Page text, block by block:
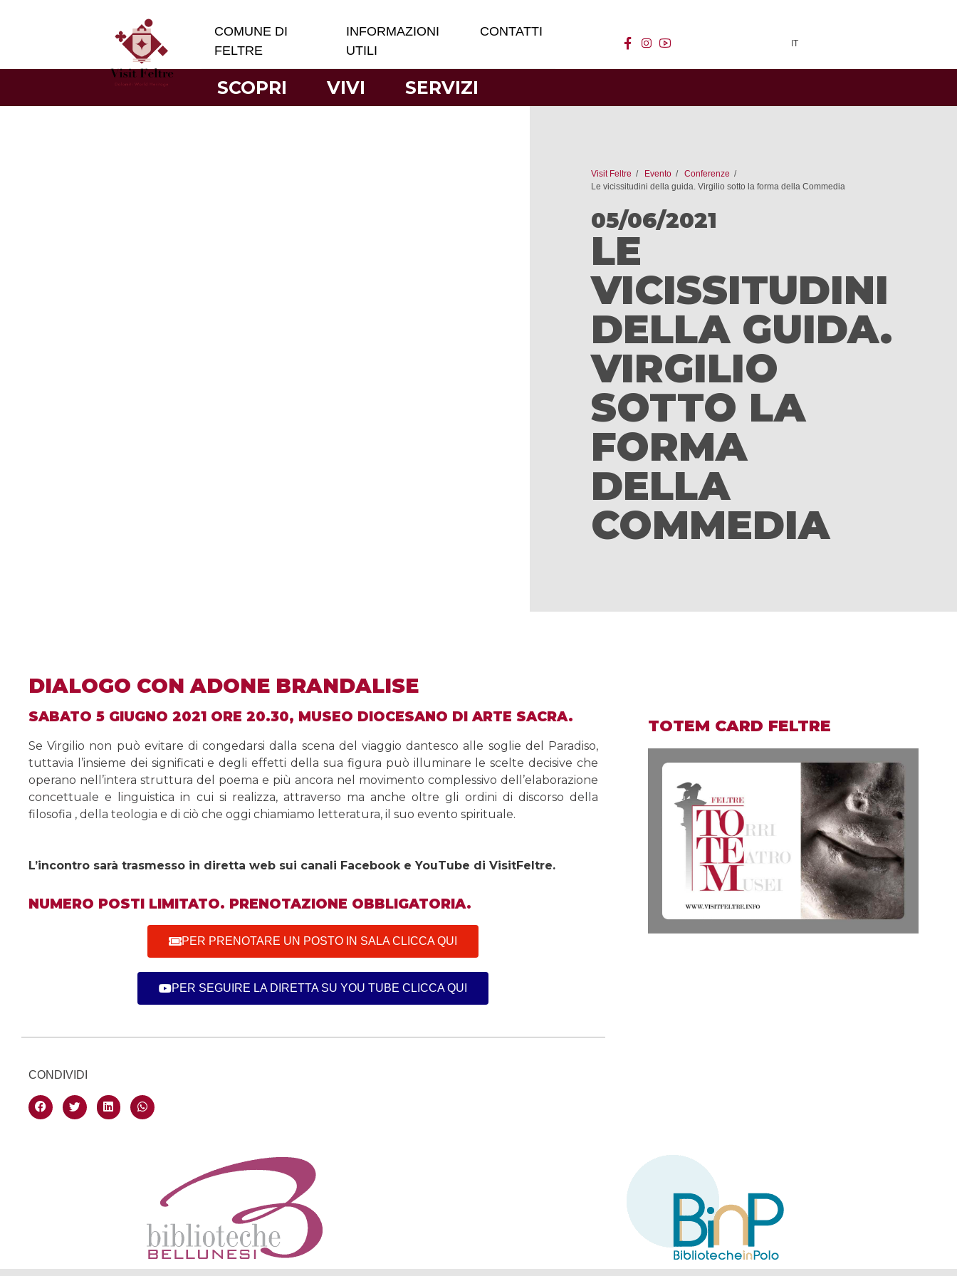
COMUNE DI
FELTRE
INFORMAZIONI
UTILI
CONTATTI
facebook
instagram IT
SCOPRI VIVI SERVIZI
Visit Feltre Evento
Conferenze
Le vicissitudini della guida. Virgilio sotto la forma della Commedia
05/06/2021
LE
VICISSITUDINI
DELLA GUIDA.
VIRGILIO
SOTTO LA
FORMA
DELLA
COMMEDIA
DIALOGO CON ADONE BRANDALISE
SABATO 5 GIUGNO 2021 ORE 20.30, MUSEO DIOCESANO DI ARTE SACRA.
Se Virgilio non può evitare di congedarsi dalla scena del viaggio dantesco alle soglie del Paradiso,
tuttavia l’insieme dei significati e degli effetti della sua figura può illuminare le scelte decisive che
operano nell’intera struttura del poema e più ancora nel movimento complessivo dell’elaborazione
concettuale e linguistica in cui si realizza, attraverso ma anche oltre gli ordini di discorso della
filosofia , della teologia e di ciò che oggi chiamiamo letteratura, il suo evento spirituale.
L’incontro sarà trasmesso in diretta web sui canali Facebook e YouTube di VisitFeltre.
NUMERO POSTI LIMITATO. PRENOTAZIONE OBBLIGATORIA.
PER PRENOTARE UN POSTO IN SALA CLICCA QUI
PER SEGUIRE LA DIRETTA SU YOU TUBE CLICCA QUI
CONDIVIDI
TOTEM CARD FELTRE